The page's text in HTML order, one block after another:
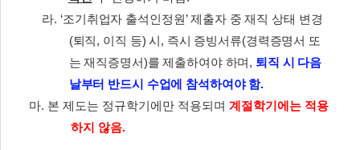
라. ‘조기취업자 출석인정원 ’제출자 중 재직 상태 변경
(퇴직, 이직 등)시 , 즉시 증빙서류(경력증명서 또
는 재직증명서)를 제출하여야 하며 , 퇴직 시 다음
날부터 반드시 수업에 참석하여야 함.
마. 본 제도는 정규학기에만 적용되며 계절학기에는 적용
하지 않음.